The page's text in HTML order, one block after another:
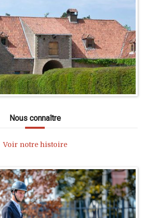
Nous connaître
Voir notre histoire